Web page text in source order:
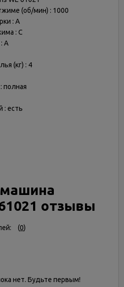
(об/мин) : 1000
: A
: C
A
(кг) : 4
полная
: есть
отзывы
(0)
нет. Будьте первым!